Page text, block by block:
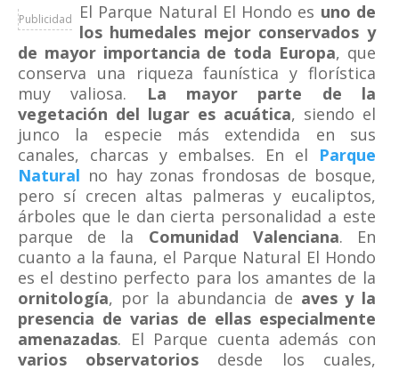
Publicidad El Parque Natural El Hondo es uno de
los humedales mejor conservados y
de mayor importancia de toda Europa, que
conserva una riqueza faunística y florística
muy valiosa. La mayor parte de la
vegetación del lugar es acuática, siendo el
junco la especie más extendida en sus
canales, charcas y embalses. En el Parque
Natural no hay zonas frondosas de bosque,
pero sí crecen altas palmeras y eucaliptos,
árboles que le dan cierta personalidad a este
parque de la Comunidad Valenciana. En
cuanto a la fauna, el Parque Natural El Hondo
es el destino perfecto para los amantes de la
ornitología, por la abundancia de aves y la
presencia de varias de ellas especialmente
amenazadas. El Parque cuenta además con
varios observatorios desde los cuales,